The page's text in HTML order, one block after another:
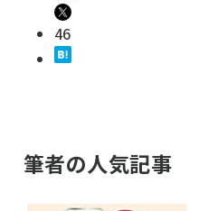
46
筆者の人気記事